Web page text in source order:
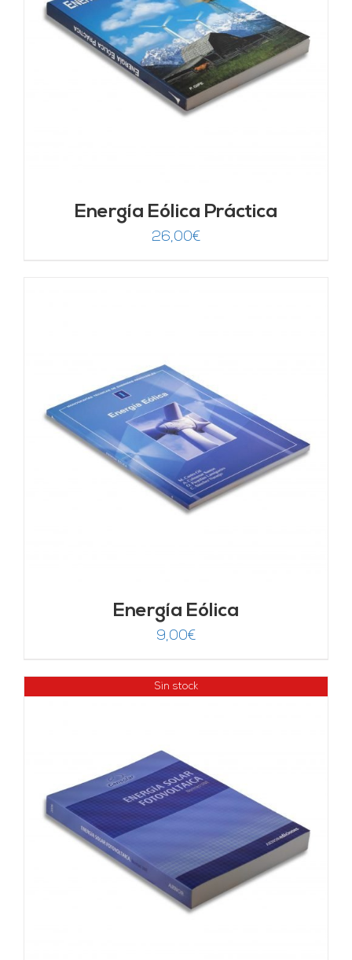
Energía Eólica Práctica
26,00€
Energía Eólica
9,00€
Sin stock